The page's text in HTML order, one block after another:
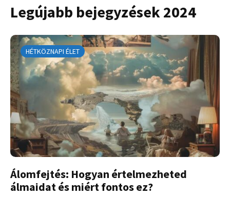
Legújabb bejegyzések 2024
HÉTKÖZNAPI ÉLET
Álomfejtés: Hogyan értelmezheted
álmaidat és miért fontos ez?